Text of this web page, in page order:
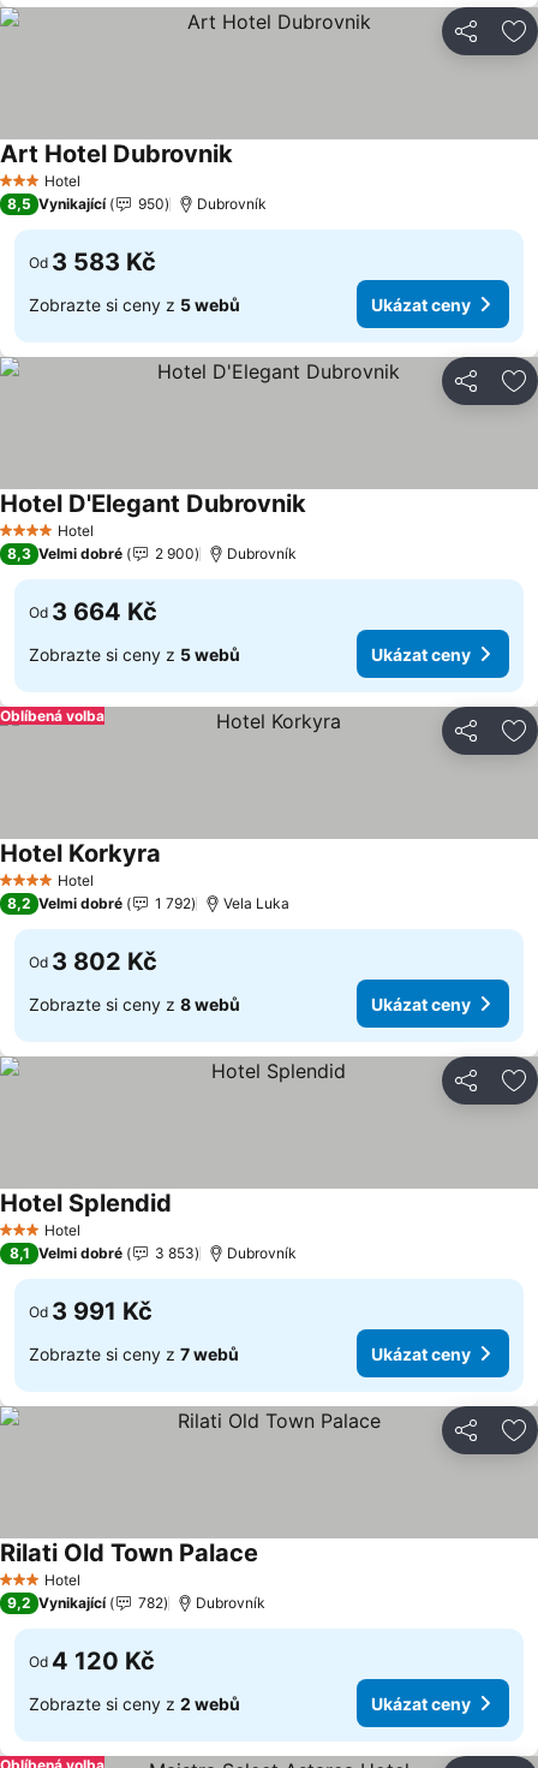
Sdílet
3 Počet hvězdiček
Hotel
Art Hotel DubrovnikUkázat ceny
8,5 Vynikající 950 Dubrovník
Od 3 583 Kč
Zobrazte si ceny z 5 webů Ukázat ceny
Sdílet
4 Počet hvězdiček
Hotel
Hotel D'Elegant DubrovnikUkázat ceny
8,3 Velmi dobré 2 900 Dubrovník
Od 3 664 Kč
Zobrazte si ceny z 5 webů Ukázat ceny
Sdílet
Oblíbená volba
4 Počet hvězdiček
Hotel
Hotel Korkyra
8,2 Velmi dobré 1 792 Vela Luka
Od 3 802 Kč
Zobrazte si ceny z 8 webů Ukázat ceny
Sdílet
3 Počet hvězdiček
Hotel
Hotel Splendid
8,1 Velmi dobré 3 853 Dubrovník
Od 3 991 Kč
Zobrazte si ceny z 7 webů Ukázat ceny
Sdílet
3 Počet hvězdiček
Hotel
Rilati Old Town Palace
9,2 Vynikající 782 Dubrovník
Od 4 120 Kč
Zobrazte si ceny z 2 webů Ukázat ceny